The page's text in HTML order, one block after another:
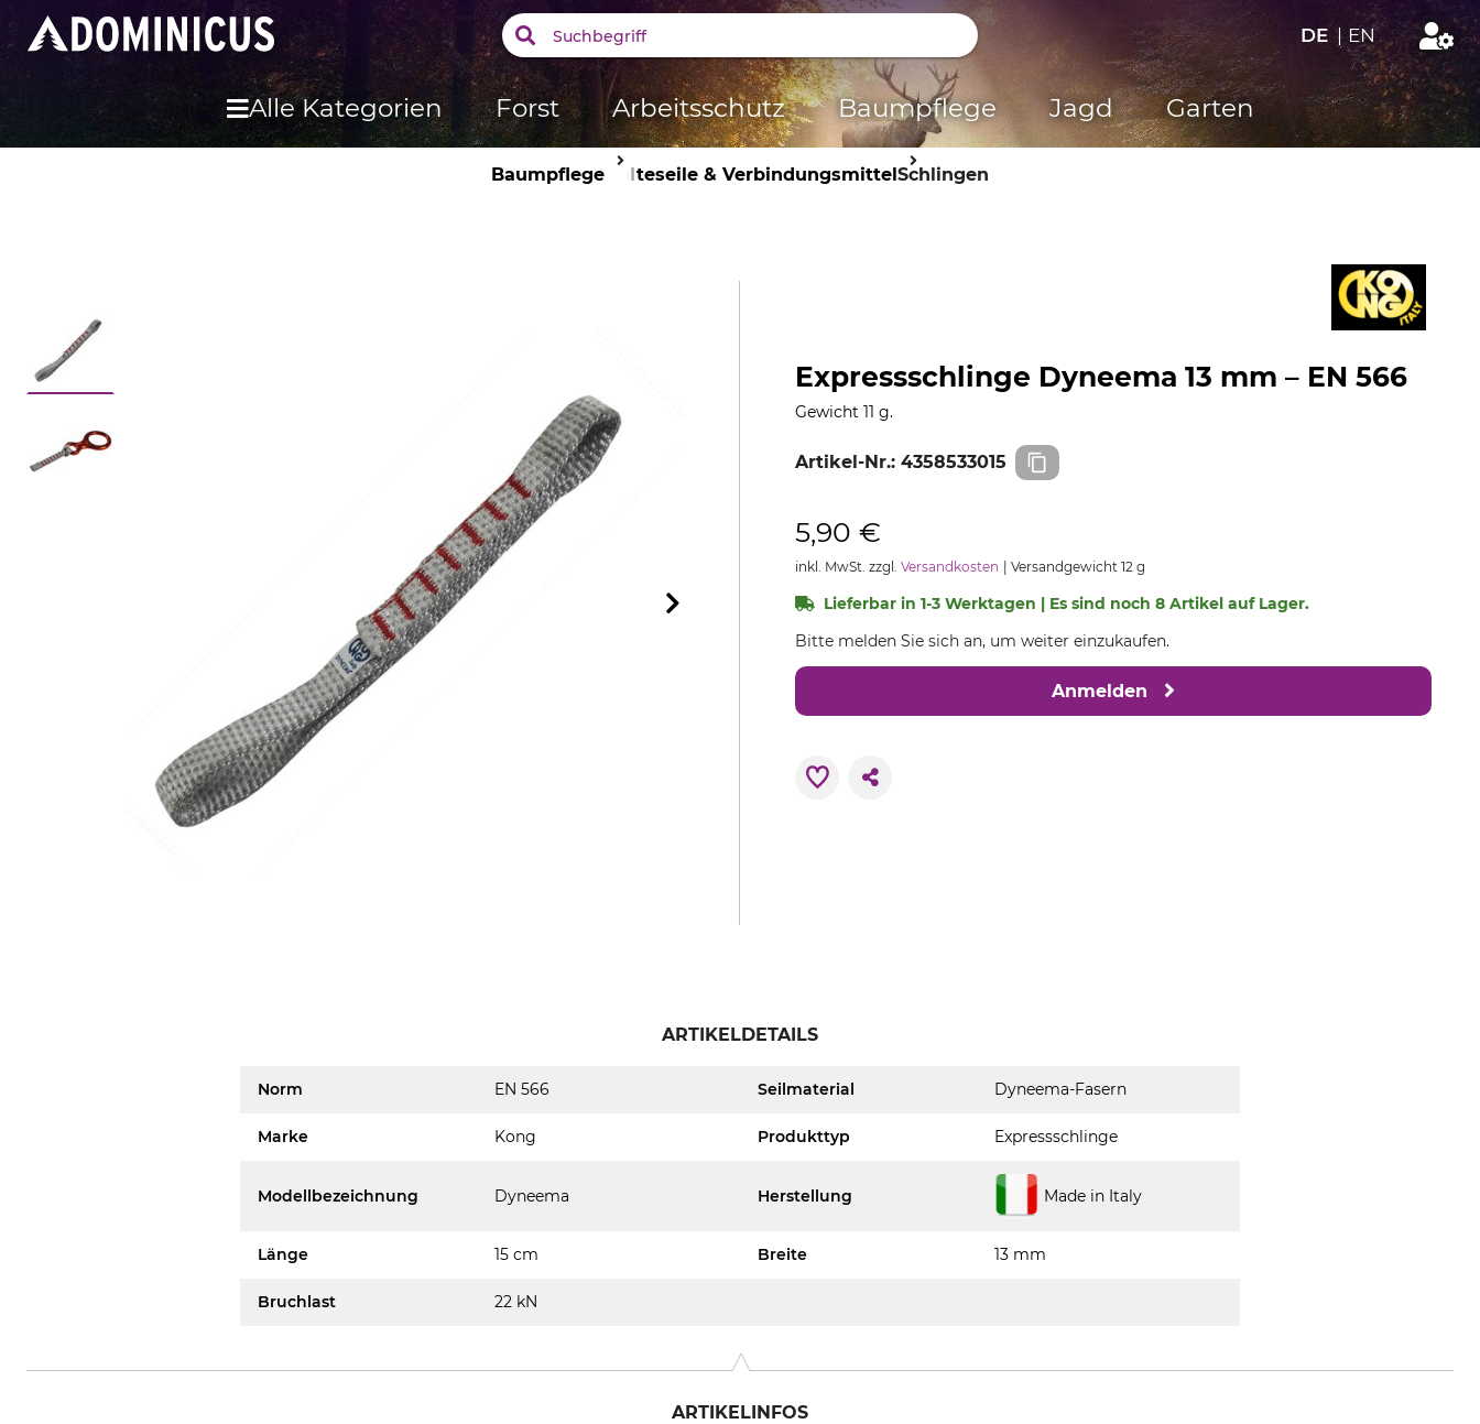
DE | EN
Alle Kategorien Forst Arbeitsschutz Baumpflege Jagd Garten
Baumpflege Halteseile & VerbindungsmittelSchlingen
Expressschlinge Dyneema 13 mm – EN 566
Gewicht 11 g.
Artikel-Nr.: 4358533015
5,90 €
inkl. MwSt. zzgl. Versandkosten Versandgewicht 12 g
Lieferbar in 1-3 Werktagen | Es sind noch 8 Artikel auf Lager.
Bitte melden Sie sich an, um weiter einzukaufen.
Anmelden
ARTIKELDETAILS
Norm EN 566 Seilmaterial Dyneema-Fasern
Marke Kong Produkttyp Expressschlinge
Modellbezeichnung Dyneema Herstellung Made in Italy
Länge 15 cm Breite 13 mm
Bruchlast 22 kN
ARTIKELINFOS